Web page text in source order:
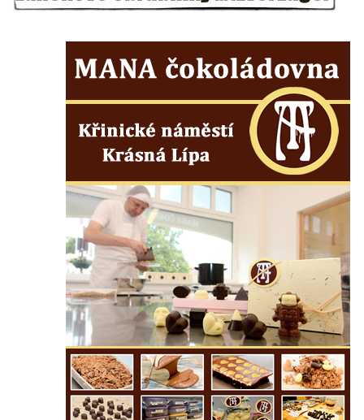
Kamenná nádrž na vodu na hřbitově v
Zabrušanech
Šluknově
Kamenná nádrž na vodu I. na hřbitově ve
Šluknově
Kamenná nádrž na vodu II. na hřbitově ve
Chřibské
Kamenná nádrž na vodu I. na hřbitově ve
Chřibské
Kašna Tritonů na náměstí Republiky v
Olomouci
Studna s kovanou mříží na Velkém náměstí
v Hradci Králové
Kašna se sousoším Vinobraní na náměstí
Míru v Mělníku